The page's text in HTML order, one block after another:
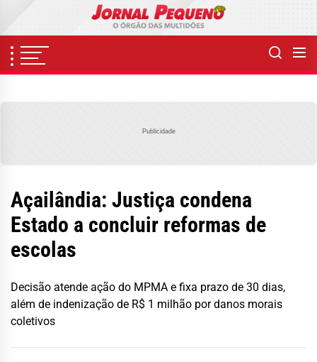
content
Publicidade
Açailândia: Justiça condena
Estado a concluir reformas de
escolas
Decisão atende ação do MPMA e fixa prazo de 30 dias,
além de indenização de R$ 1 milhão por danos morais
coletivos